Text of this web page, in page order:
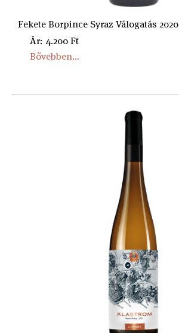
Fekete Borpince Syraz Válogatás 2020
Ár: 4.200 Ft
Bővebben...